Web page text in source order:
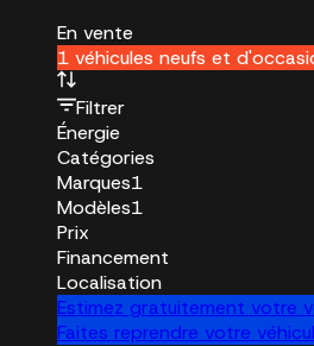
En vente
1 véhicules neufs et
Filtrer
Énergie
Catégories
Marques1
Modèles1
Prix
Financement
Localisation
Estimez gratuitement votre
Faites reprendre votre